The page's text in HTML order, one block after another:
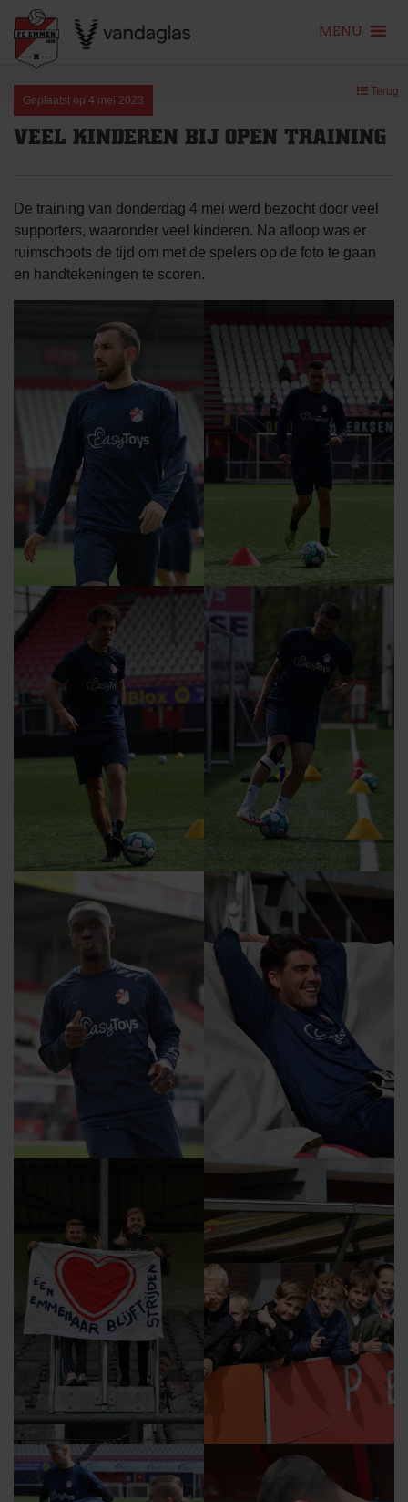
content
MENU
Geplaatst op 4 mei 2023
Terug
VEEL KINDEREN BIJ OPEN TRAINING
De training van donderdag 4 mei werd bezocht door veel
supporters, waaronder veel kinderen. Na afloop was er
ruimschoots de tijd om met de spelers op de foto te gaan
en handtekeningen te scoren.